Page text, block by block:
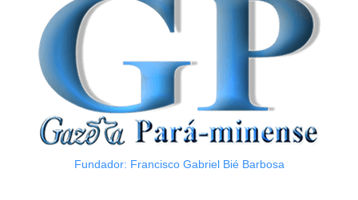
Fundador: Francisco Gabriel Bié Barbosa